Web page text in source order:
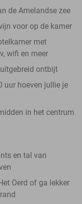
de Amelandse zee
voor op de kamer
met
wifi en meer
ontbijt
uur hoeven jullie je
in het centrum
en tal van
Oerd of ga lekker